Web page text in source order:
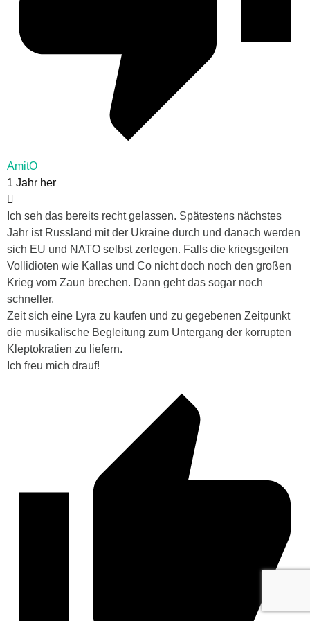
AmitO
1 Jahr her
Ich seh das bereits recht gelassen. Spätestens nächstes
Jahr ist Russland mit der Ukraine durch und danach werden
sich EU und NATO selbst zerlegen. Falls die kriegsgeilen
Vollidioten wie Kallas und Co nicht doch noch den großen
Krieg vom Zaun brechen. Dann geht das sogar noch
schneller.
Zeit sich eine Lyra zu kaufen und zu gegebenen Zeitpunkt
die musikalische Begleitung zum Untergang der korrupten
Kleptokratien zu liefern.
Ich freu mich drauf!